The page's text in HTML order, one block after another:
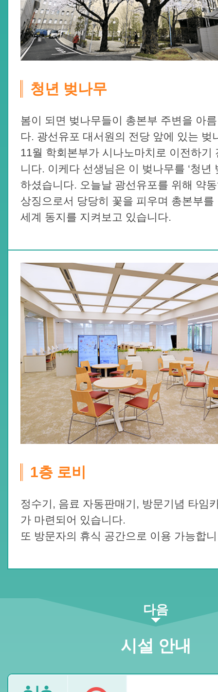
청년 벚나무
봄이 되면 벚나무들이 총본부 주변을 아
다. 광선유포 대서원의 전당 앞에 있는 벚
11월 학회본부가 시나노마치로 이전하기
니다. 이케다 선생님은 이 벚나무를 ‘청년
하셨습니다. 오늘날 광선유포를 위해 약
상징으로서 당당히 꽃을 피우며 총본부를
세계 동지를 지켜보고 있습니다.
1층 로비
정수기, 음료 자동판매기, 방문기념 타임
가 마련되어 있습니다.
또 방문자의 휴식 공간으로 이용 가능합
다음
시설 안내